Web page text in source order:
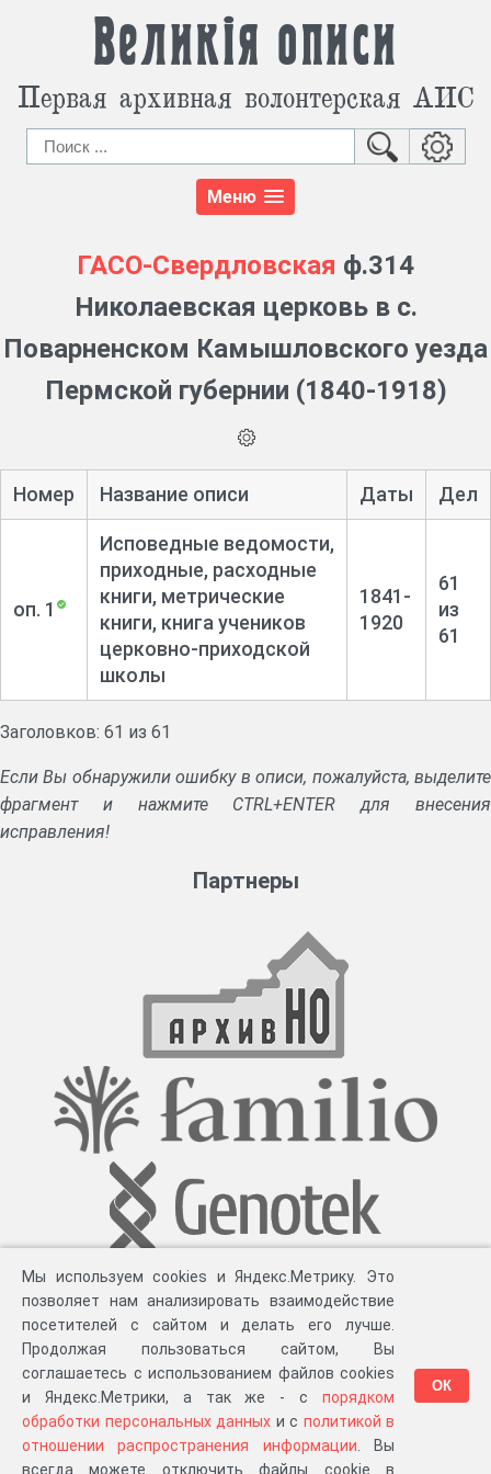
Великія описи
Первая архивная волонтерская АИС
Меню
ГАСО-Свердловская ф.314
Николаевская церковь в с.
Поварненском Камышловского уезда
Пермской губернии (1840-1918)
Номер Название описи Даты Дел
оп. 1
Исповедные ведомости,
приходные, расходные
книги, метрические
книги, книга учеников
церковно-приходской
школы
1841-
1920
61
из
61
Заголовков: 61 из 61
Если Вы обнаружили ошибку в описи, пожалуйста, выделите
фрагмент и нажмите CTRL+ENTER для внесения
исправления!
Партнеры
Разработка компании «Великіе предки», 2023-2026 гг. Блог.Суть проекта
Персональные данные.Распространение информации . ЧаВО. Сборка 111.37
Мы используем cookies и Яндекс.Метрику. Это
позволяет нам анализировать взаимодействие
посетителей с сайтом и делать его лучше.
Продолжая пользоваться сайтом, Вы
соглашаетесь с использованием файлов cookies
и Яндекс.Метрики, а так же - с порядком
обработки персональных данных и с политикой в
отношении распространения информации . Вы
всегда можете отключить файлы cookie в
ОК